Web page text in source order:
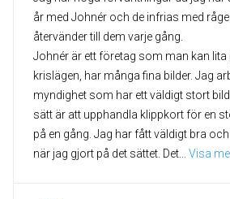
år med Johnér och de infrias med
återvänder till dem varje gång.
Johnér är ett företag som man kan lita
krislägen, har många fina bilder. Jag
myndighet som har ett väldigt stort
sätt är att upphandla klippkort för en
på en gång. Jag har fått väldigt bra
när jag gjort på det sättet. Det
Visa